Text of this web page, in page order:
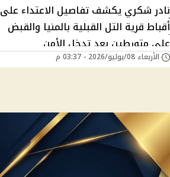
نادر شكري يكشف تفاصيل الاعتداء على
أقباط قرية التل القبلية بالمنيا والقبض
على متورطين بعد تدخل الأمن
الأربعاء 08/يوليو/2026 - 03:37 م